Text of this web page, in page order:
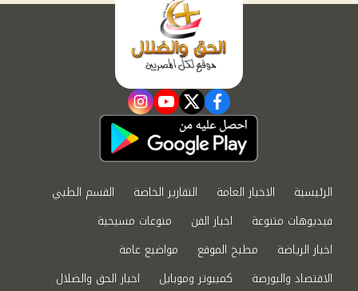
facebook
twitter
youtube
instagram
الرئيسية الاخبار العامة التقارير الخاصة
القسم الطبي
فيديوهات متنوعة
اخبار الفن
منوعات مسيحية
اخبار الرياضة
مطبخ الموقع
مواضيع عامة
الاقتصاد والبورصة
كمبيوتر وموبايل
اخبار الحق والضلال